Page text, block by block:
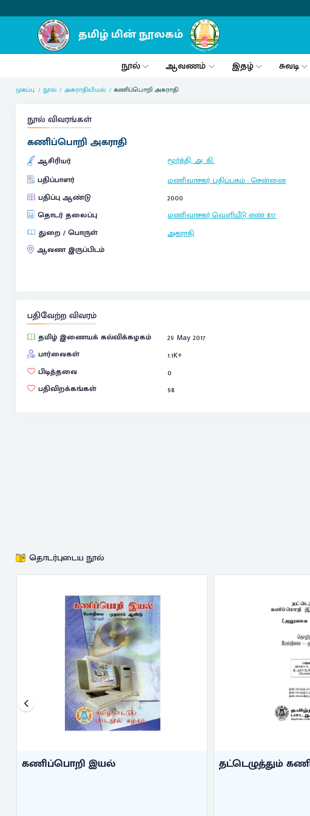
நூல் ஆவணம் இதழ் சுவடி
முகப்பு நூல் அகராதியியல் கணிப்பொறி அகராதி
நூல் விவரங்கள்
கணிப்பொறி அகராதி
ஆசிரியர்
மூர்த்தி, அ. கி.
பதிப்பாளர்
மணிவாசகர் பதிப்பகம்:சென்னை
பதிப்பு ஆண்டு
2000
தொடர் தலைப்பு
மணிவாசகர் வெளியீடுஎண் 817
துறை / பொருள்
அகராதி
ஆவண இருப்பிடம்
பதிவேற்ற விவரம்
தமிழ் இணையக் கல்விக்கழகம்
29 May 2017
பார்வைகள்
1.1K+
பிடித்தவை
0
பதிவிறக்கங்கள்
98
தொடர்புடைய நூல்
தட்டெழுத்தும் கணிப்பொறி இயக்க ...